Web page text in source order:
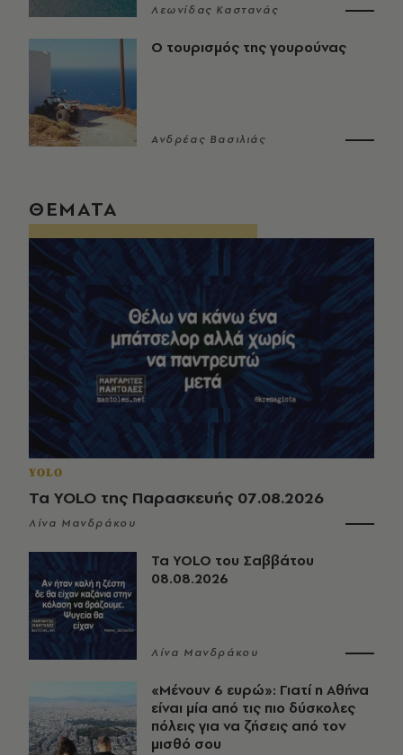
Λεωνίδας Καστανάς
Ο τουρισμός της γουρούνας
Ανδρέας Βασιλιάς
ΘΕΜΑΤΑ
YOLO
Τα YOLO της Παρασκευής 07.08.2026
Λίνα Μανδράκου
Τα YOLO του Σαββάτου
08.08.2026
Λίνα Μανδράκου
«Μένουν 6 ευρώ»: Γιατί η Αθήνα
είναι μία από τις πιο δύσκολες
πόλεις για να ζήσεις από τον
μισθό σου